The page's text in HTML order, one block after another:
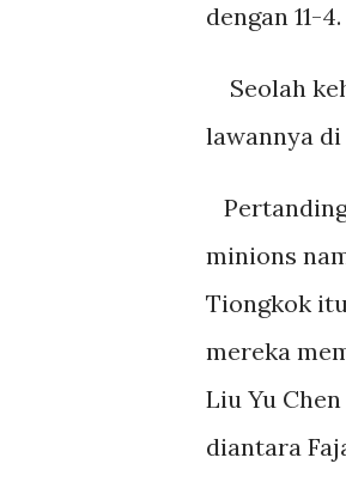
dengan 11-4.
Seolah
lawannya di
minions
Tiongkok
mereka
Liu Yu
diantara